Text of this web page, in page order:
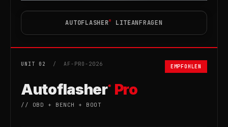
AUTOFLASHER® LITEANFRAGEN
UNIT 02 / AF-PRO-2026 EMPFOHLEN
Autoflasher® Pro
// OBD + BENCH + BOOT